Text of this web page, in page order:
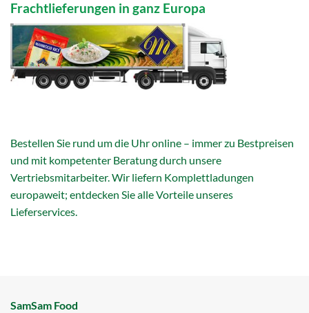
Frachtlieferungen in ganz Europa
Bestellen Sie rund um die Uhr online – immer zu Bestpreisen
und mit kompetenter Beratung durch unsere
Vertriebsmitarbeiter. Wir liefern Komplettladungen
europaweit; entdecken Sie alle Vorteile unseres
Lieferservices.
SamSam Food